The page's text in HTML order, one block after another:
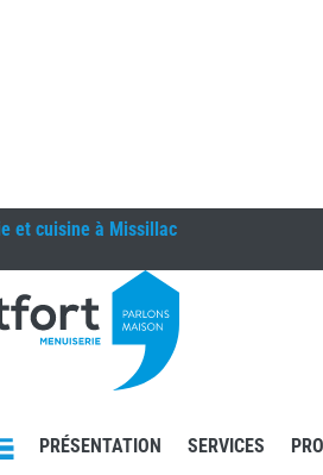
et cuisine à Missillac
PRÉSENTATION SERVICES